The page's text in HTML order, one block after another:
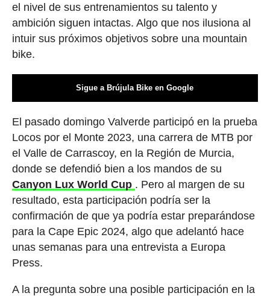
el nivel de sus entrenamientos su talento y
ambición siguen intactas. Algo que nos ilusiona al
intuir sus próximos objetivos sobre una mountain
bike.
Sigue a Brújula Bike en Google
El pasado domingo Valverde participó en la prueba
Locos por el Monte 2023, una carrera de MTB por
el Valle de Carrascoy, en la Región de Murcia,
donde se defendió bien a los mandos de su
Canyon Lux World Cup . Pero al margen de su
resultado, esta participación podría ser la
confirmación de que ya podría estar preparándose
para la Cape Epic 2024, algo que adelantó hace
unas semanas para una entrevista a Europa
Press.
A la pregunta sobre una posible participación en la